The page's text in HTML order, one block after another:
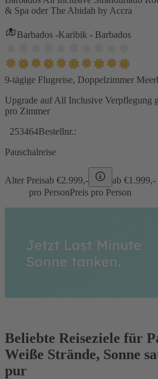
& Spa oder The Abidah by Accra
Barbados -Karibik - Barbados
9-tägige Flugreise, Doppelzimmer
Upgrade auf All Inclusive Verpflegung
pro Zimmer
253464Bestellnr.:
Pauschalreise
Alter Preisab €2.999,- ab €1.999,-
pro PersonPreis pro Person
Beliebte Reiseziele für
Weiße Strände, Sonne
pur